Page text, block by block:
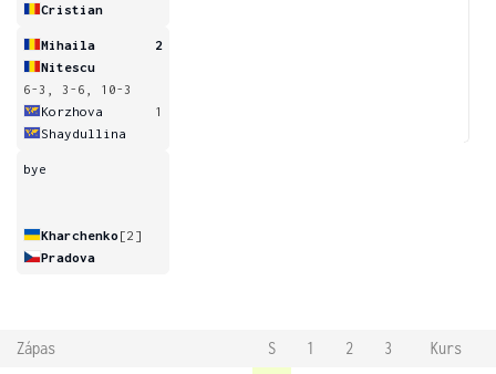
Cristian
Mihaila
2
Nitescu
6-3, 3-6, 10-3
Korzhova
1
Shaydullina
bye
Kharchenko [2]
Pradova
Zápas S 1 2 3
Kurs